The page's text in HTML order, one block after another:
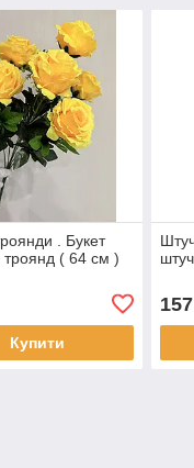
. Букет
троянд ( 64 см )
Купити
157